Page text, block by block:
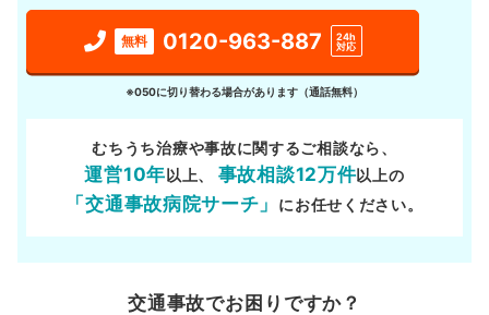
無料 0120-963-887
24h
対応
※050に切り替わる場合があります（通話無料）
むちうち治療や事故に関するご相談なら、
運営10年以上、 事故相談12万件以上の
「交通事故病院サーチ」 にお任せください。
交通事故でお困りですか？